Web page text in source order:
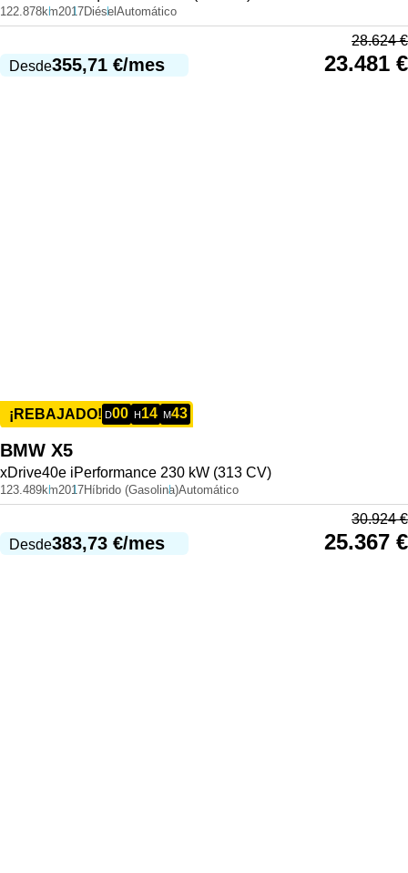
122.878km2017Diésel Automático
Desde355,71 €/mes
28.624€
23.481 €
¡REBAJADO! D00 H 14 M43
BMW X5
xDrive40e iPerformance 230 kW (313 CV)
123.489km2017Híbrido (Gasolina)Automático
Desde383,73 €/mes
30.924€
25.367 €